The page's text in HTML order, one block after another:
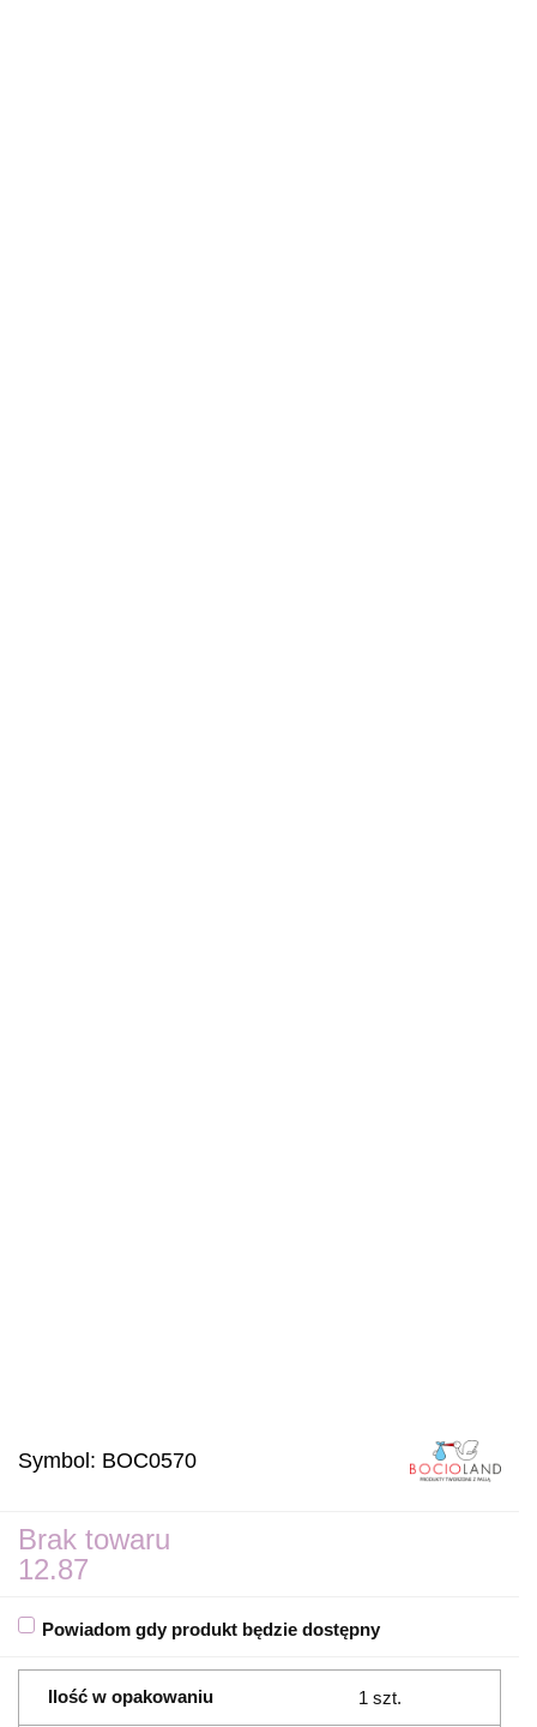
Symbol: BOC0570
Brak towaru
12.87
Powiadom gdy produkt będzie dostępny
Ilość w opakowaniu 1 szt.